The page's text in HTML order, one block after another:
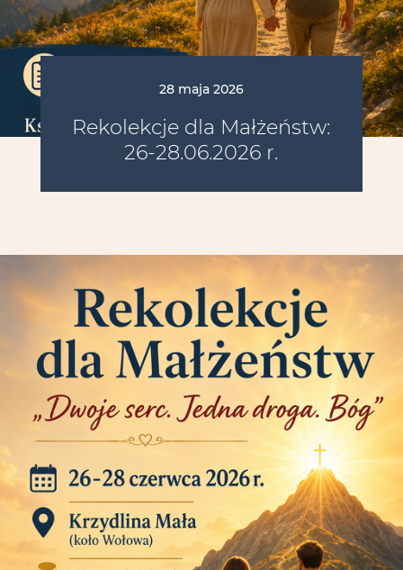
28 maja 2026
Rekolekcje dla Małżeństw:
26-28.06.2026 r.